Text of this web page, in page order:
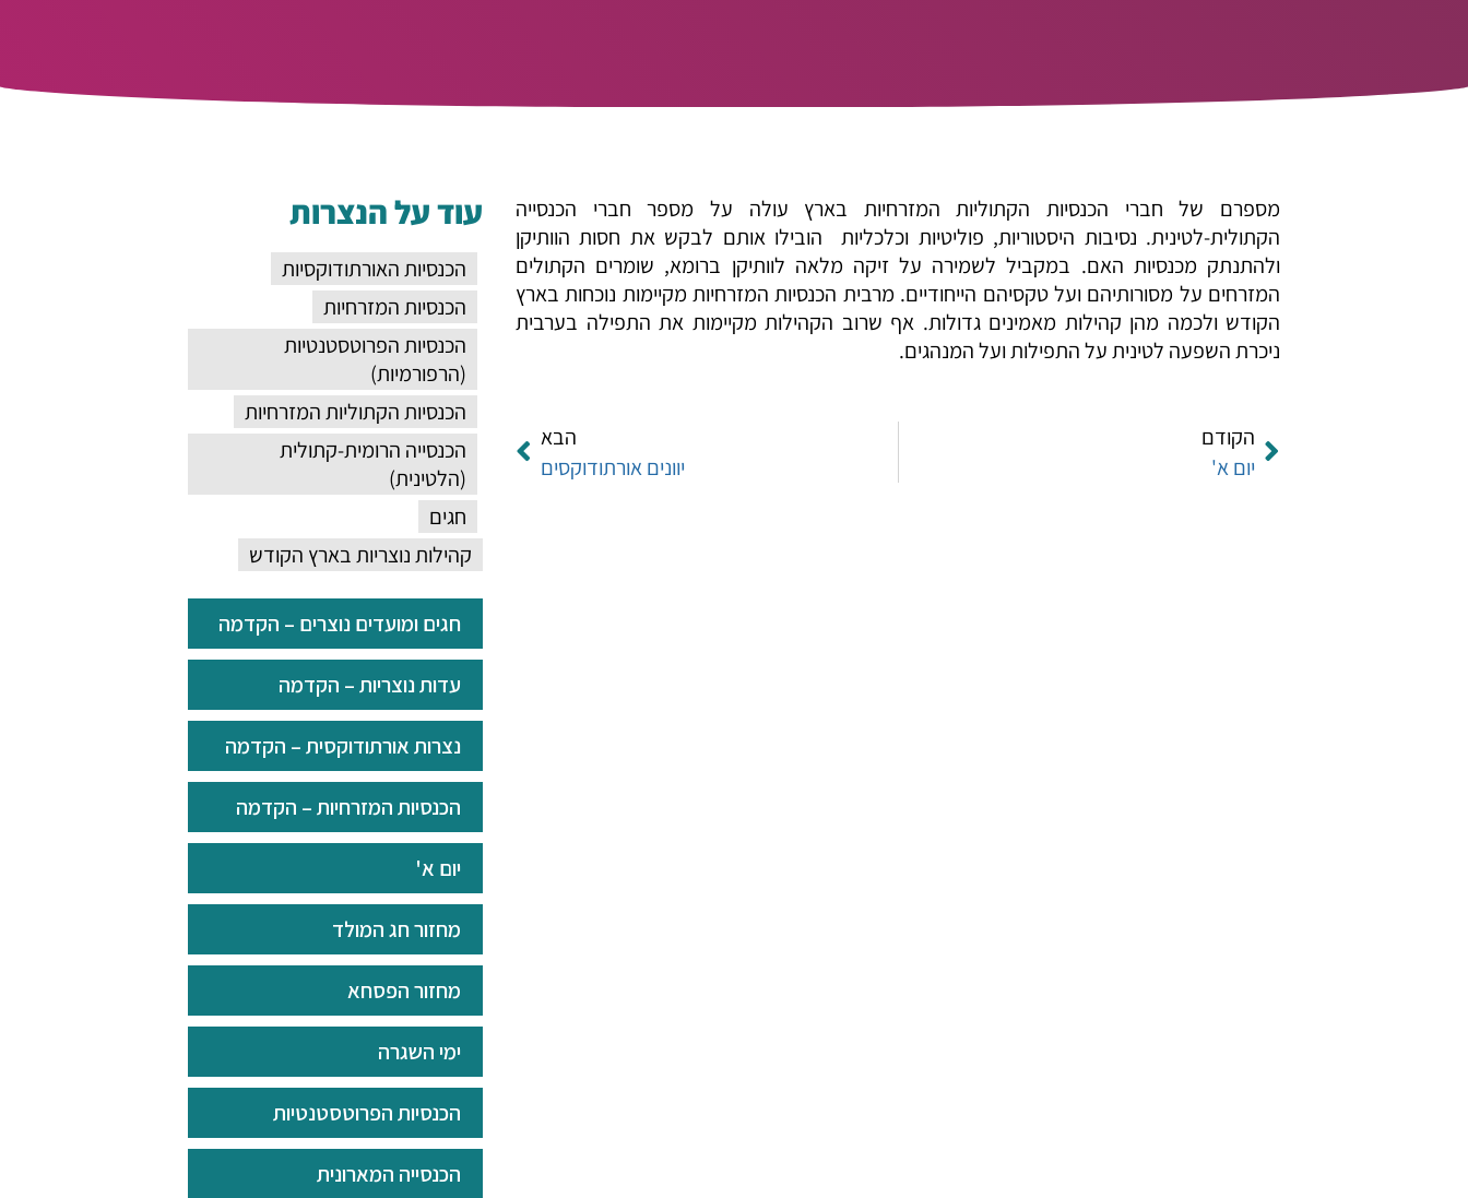
מספרם של חברי הכנסיות הקתוליות המזרחיות בארץ עולה על מספר חברי הכנסייה
הקתולית-לטינית. נסיבות היסטוריות, פוליטיות וכלכליות הובילו אותם לבקש את חסות הוותיקן
ולהתנתק מכנסיות האם. במקביל לשמירה על זיקה מלאה לוותיקן ברומא, שומרים הקתולים
המזרחים על מסורותיהם ועל טקסיהם הייחודיים. מרבית הכנסיות המזרחיות מקיימות נוכחות בארץ
הקודש ולכמה מהן קהילות מאמינים גדולות. אף שרוב הקהילות מקיימות את התפילה בערבית
ניכרת השפעה לטינית על התפילות ועל המנהגים.
הקודם
יום א'
הבא
יוונים אורתודוקסים
עוד על הנצרות
הכנסיות האורתודוקסיות
הכנסיות המזרחיות
הכנסיות הפרוטסטנטיות
(הרפורמיות)
הכנסיות הקתוליות המזרחיות
הכנסייה הרומית-קתולית
(הלטינית)
חגים
קהילות נוצריות בארץ הקודש
חגים ומועדים נוצרים – הקדמה
עדות נוצריות – הקדמה
נצרות אורתודוקסית – הקדמה
הכנסיות המזרחיות – הקדמה
יום א'
מחזור חג המולד
מחזור הפסחא
ימי השגרה
הכנסיות הפרוטסטנטיות
הכנסייה המארונית